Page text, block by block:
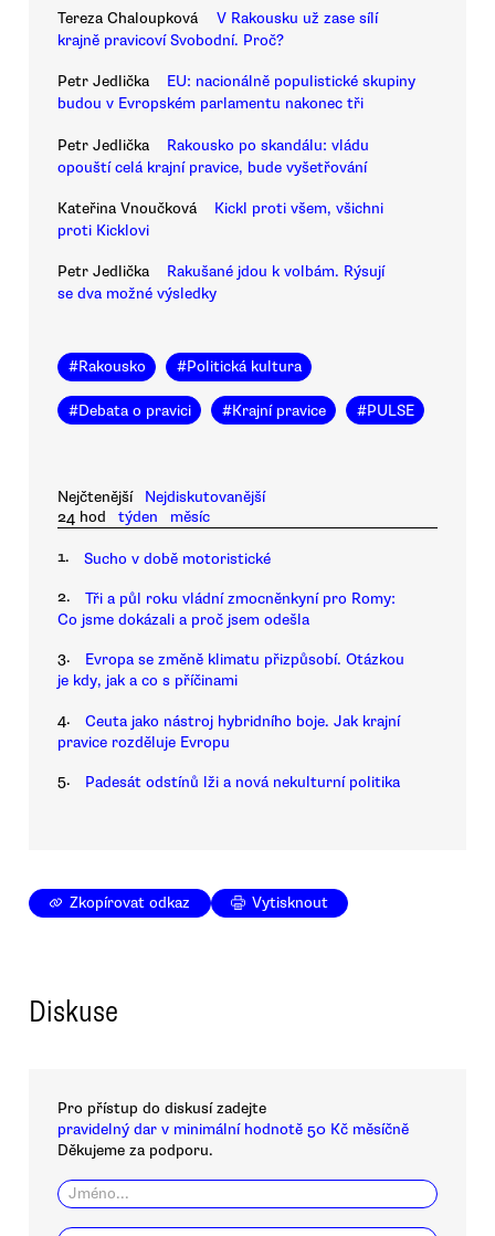
Tereza Chaloupková
V Rakousku už zase sílí
krajně pravicoví Svobodní. Proč?
Petr Jedlička
EU: nacionálně populistické skupiny
budou v Evropském parlamentu nakonec tři
Petr Jedlička
Rakousko po skandálu: vládu
opouští celá krajní pravice, bude vyšetřování
Kateřina Vnoučková
Kickl proti všem, všichni
proti Kicklovi
Petr Jedlička
Rakušané jdou k volbám. Rýsují
se dva možné výsledky
#Rakousko #Politická kultura
#Debata o pravici #Krajní pravice #PULSE
Nejčtenější
Nejdiskutovanější
24 hod
týden měsíc
1. Sucho v době motoristické
2.
Tři a půl roku vládní zmocněnkyní pro Romy:
Co jsme dokázali a proč jsem odešla
3.
Evropa se změně klimatu přizpůsobí. Otázkou
je kdy, jak a co s příčinami
4.
Ceuta jako nástroj hybridního boje. Jak krajní
pravice rozděluje Evropu
5. Padesát odstínů lži a nová nekulturní politika
Zkopírovat odkaz Vytisknout
Diskuse
Pro přístup do diskusí zadejte
pravidelný dar v minimální hodnotě 50 Kč měsíčně
Děkujeme za podporu.